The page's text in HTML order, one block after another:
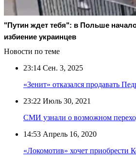
"Путин ждет тебя": в Польше
избиение украинцев
Новости по теме
23:14 Сен. 3, 2025
«Зенит» отказался продавать
23:22 Июль 30, 2021
СМИ узнали о возможном
14:53 Апрель 16, 2020
«Локомотив» хочет приобрести